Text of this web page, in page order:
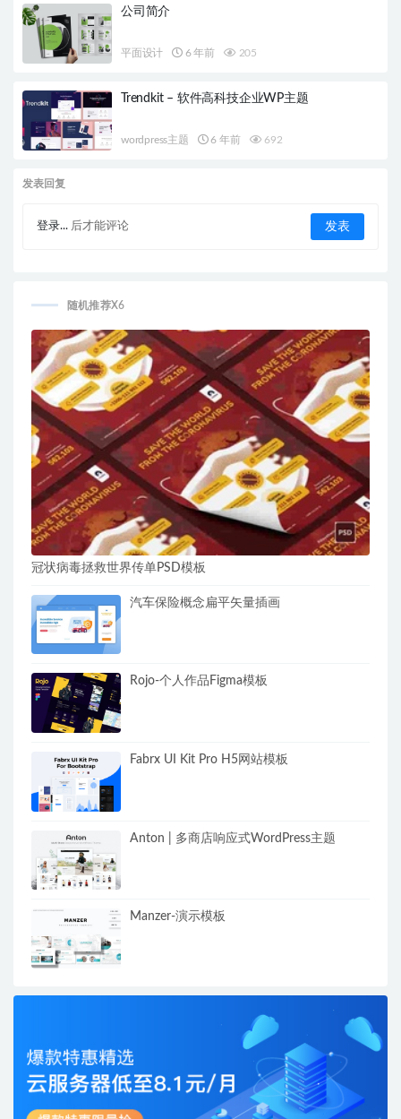
公司简介
平面设计 6 年前 205
Trendkit – 软件高科技企业WP主题
wordpress主题 6 年前 692
发表回复
登录... 后才能评论
随机推荐X6
冠状病毒拯救世界传单PSD模板
汽车保险概念扁平矢量插画
Rojo-个人作品Figma模板
Fabrx UI Kit Pro H5网站模板
Anton | 多商店响应式WordPress主题
Manzer-演示模板